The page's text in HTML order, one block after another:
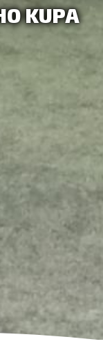
KUPA